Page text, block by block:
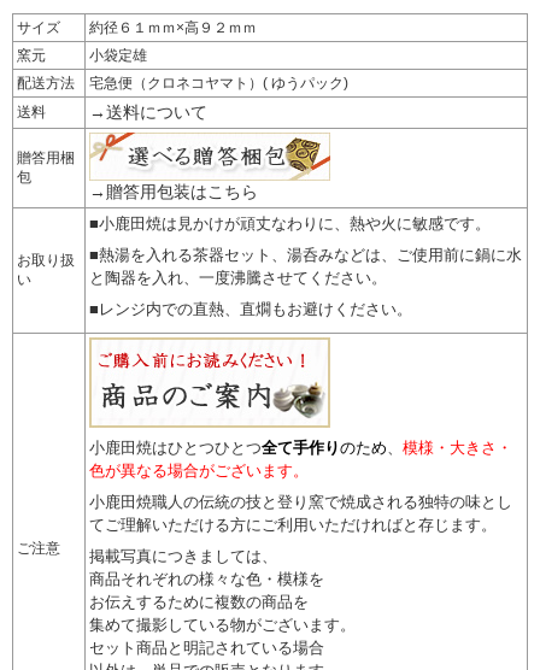
サイズ
約径６１ｍｍ×高９２ｍｍ
窯元
小袋定雄
配送方法
宅急便（クロネコヤマト）( ゆうパック)
送料
→送料について
贈答用梱
包
→贈答用包装はこちら
お取り扱
い
■小鹿田焼は見かけが頑丈なわりに、熱や火に敏感です。
■熱湯を入れる茶器セット、湯呑みなどは、ご使用前に鍋に水
と陶器を入れ、一度沸騰させてください。
■レンジ内での直熱、直燗もお避けください。
ご注意
小鹿田焼はひとつひとつ全て手作りのため
模様・大きさ・
色が異なる場合がございます。
小鹿田焼職人の伝統の技と登り窯で焼成される独特の味とし
てご理解いただける方にご利用いただければと存じます。
掲載写真につきましては、
商品それぞれの様々な色・模様を
お伝えするために複数の商品を
集めて撮影している物がございます。
セット商品と明記されている場合